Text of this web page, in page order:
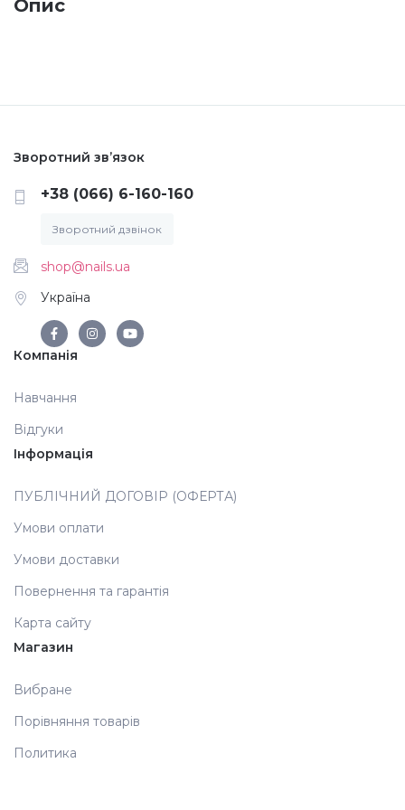
Слюда
Брокат
Інші прикраси
Фарби для розпису
Аксесуари
Опис
Зворотний зв’язок
+38 (066) 6-160-160
Зворотний дзвінок
shop@nails.ua
Україна
Компанія
Навчання
Відгуки
Інформація
ПУБЛІЧНИЙ ДОГОВІР (ОФЕРТА)
Умови оплати
Умови доставки
Повернення та гарантія
Карта сайту
Магазин
Вибране
Порівняння товарів
Политика